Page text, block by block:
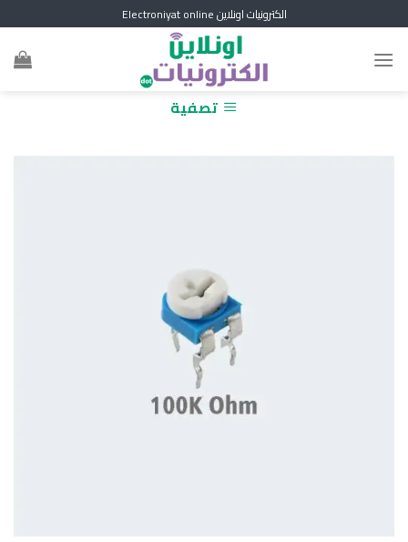
to
content
الكترونيات اونلاين Electroniyat online
تصفية